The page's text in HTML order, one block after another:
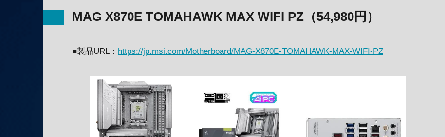
MAG X870E TOMAHAWK MAX WIFI PZ（54,980円）
■製品URL： https://jp.msi.com/Motherboard/MAG-X870E-TOMAHAWK-MAX-WIFI-PZ